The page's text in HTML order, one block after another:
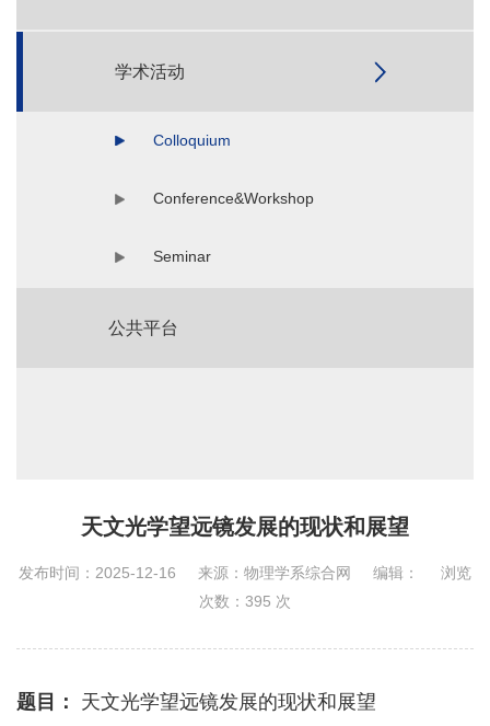
学术活动
Colloquium
Conference&Workshop
Seminar
公共平台
天文光学望远镜发展的现状和展望
发布时间：2025-12-16 来源：物理学系综合网 编辑：
浏览
次数： 395 次
题目：
天文光学望远镜发展的现状和展望